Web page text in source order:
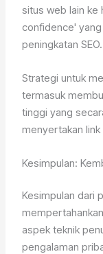
situs web lain ke
confidence'
peningkatan SEO.
Strategi untuk
termasuk
tinggi yang
menyertakan
Kesimpulan:
Kesimpulan dari
aspek teknik
pengalaman